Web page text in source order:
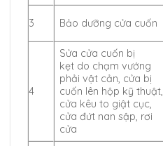
3 Bảo dưỡng cửa cuốn
4
Sửa cửa cuốn bị
kẹt do chạm vướng
phải vật cản, cửa bị
cuốn lên hộp kỹ thuật,
cửa kêu to giật cục,
cửa đứt nan sập, rơi
cửa